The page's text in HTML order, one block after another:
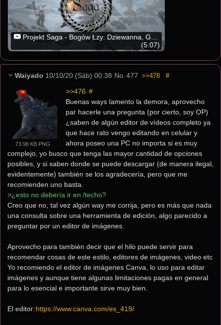
Projekt Saga - Bogów Łzy: Dziewanna, Grensir
(5:07)
Waiyado 10/10/20 (Sáb) 00:38 No. 477 >>478 #
73.98 KB PNG
>>476 #
Buenas ways lamento la demora, aprovecho
par hacerle una pregunta (por cierto, soy OP)
¿saben de algún editor de vídeos completo ya
que hace rato vengo editando en celular y
ahora poseo una PC no importa si es muy
complejo, yo busco que tenga las mayor cantidad de opciones
posibles, y si saben donde se puede descargar (de manera ilegal,
evidentemente) también se los agradecería, pero que me
recomienden uno basta.
>¿esto no debería ir en /techo?
Creo que no, tal vez algún way me corrija, pero es más que nada
una consulta sobre una herramienta de edición, algo parecido a
preguntar por un editor de imágenes.
Aprovecho para también decir que el hilo puede servir para
Yo recomiendo el editor de imágenes Canva, lo uso para editar
imágenes y aunque tiene algunas limitaciones pagas en general
para lo esencial e importante sirve muy bien.
El editor:https://www.canva.com/es_419/